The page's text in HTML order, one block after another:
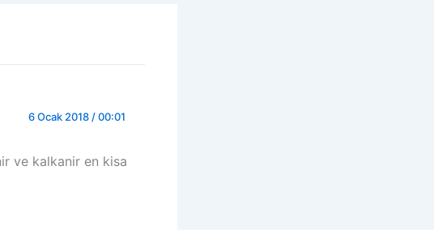
6 Ocak 2018 / 00:01
ve kalkanir en kisa